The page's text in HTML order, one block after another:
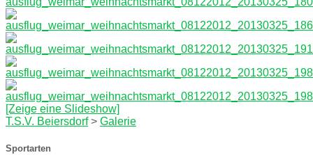
[Zeige eine Slideshow]
T.S.V. Beiersdorf> Galerie
Sportarten